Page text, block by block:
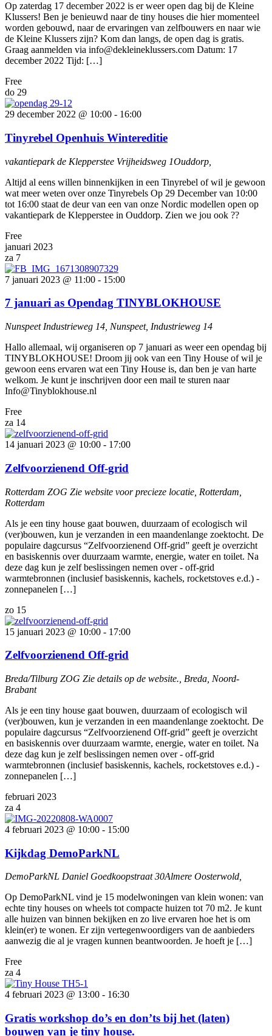
Op zaterdag 17 december 2022 is er weer open dag bij de Kleine
Klussers! Ben je benieuwd naar de tiny houses die hier momenteel
worden gebouwd, naar de ervaringen van zelfbouwers en naar wie
de Kleine Klussers zijn? Kom dan langs, de open dag is gratis.
Graag aanmelden via info@dekleineklussers.com Datum: 17
december 2022 Tijd: […]
Free
do 29
29 december 2022 @ 10:00 - 16:00
Tinyrebel Openhuis Wintereditie
vakantiepark de Klepperstee Vrijheidsweg 1Ouddorp,
Altijd al eens willen binnenkijken in een Tinyrebel of wil je gewoon
wat meer weten over onze Tinyrebels Op 29 December van 10:00
tot 16:00 staat de deur van een van onze Nordic modellen open op
vakantiepark de Klepperstee in Ouddorp. Zien we jou ook ??
Free
januari 2023
za 7
7 januari 2023 @ 11:00 - 15:00
7 januari as Opendag TINYBLOKHOUSE
Nunspeet Industrieweg 14, Nunspeet, Industrieweg 14
Hallo allemaal, wij organiseren op 7 januari as weer een opendag bij
TINYBLOKHOUSE! Droom jij ook van een Tiny House of wil je
gewoon eens ervaren wat een Tiny House is, dan ben je van harte
welkom. Je kunt je inschrijven door een mail te sturen naar
Info@Tinyblokhouse.nl
Free
za 14
14 januari 2023 @ 10:00 - 17:00
Zelfvoorzienend Off-grid
Rotterdam ZOG Zie website voor precieze locatie, Rotterdam,
Rotterdam
Als je een tiny house gaat bouwen, duurzaam of ecologisch wil
(ver)bouwen, kun je verzanden in een maandenlange zoektocht. De
populaire dagcursus “Zelfvoorzienend Off-grid” geeft je overzicht
en basiskennis over duurzaam warmte, energie, water en toilet. Na
deze dag kun je zelf beslissingen nemen over - off-grid
warmtebronnen (inclusief basiskennis, kachels, rocketstoves e.d.) -
zonnepanelen […]
zo 15
15 januari 2023 @ 10:00 - 17:00
Zelfvoorzienend Off-grid
Breda/Tilburg ZOG Zie details op de website., Breda, Noord-
Brabant
Als je een tiny house gaat bouwen, duurzaam of ecologisch wil
(ver)bouwen, kun je verzanden in een maandenlange zoektocht. De
populaire dagcursus “Zelfvoorzienend Off-grid” geeft je overzicht
en basiskennis over duurzaam warmte, energie, water en toilet. Na
deze dag kun je zelf beslissingen nemen over - off-grid
warmtebronnen (inclusief basiskennis, kachels, rocketstoves e.d.) -
zonnepanelen […]
februari 2023
za 4
4 februari 2023 @ 10:00 - 15:00
Kijkdag DemoParkNL
DemoParkNL Daniel Goedkoopstraat 30Almere Oosterwold,
Op DemoParkNL vind je 15 modelwoningen van klein wonen: van
echte tiny houses on wheels tot compacte huizen tot 70 m2. Je kunt
alle huizen van binnen bekijken en zo live ervaren hoe het is om
klein(er) te wonen. Er zijn vertegenwoordigers van de aanbieders
aanwezig die al je vragen kunnen beantwoorden. Je hoeft je […]
Free
za 4
4 februari 2023 @ 13:00 - 16:30
Gratis workshop do’s en don’ts bij het (laten)
bouwen van je tiny house.